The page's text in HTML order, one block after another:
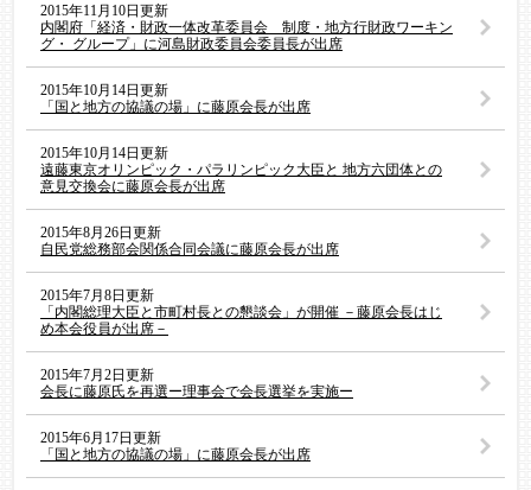
2015年11月10日更新
内閣府「経済・財政一体改革委員会 制度・地方行財政ワーキン
グ・ グループ」に河島財政委員会委員長が出席
2015年10月14日更新
「国と地方の協議の場」に藤原会長が出席
2015年10月14日更新
遠藤東京オリンピック・パラリンピック大臣と 地方六団体との
意見交換会に藤原会長が出席
2015年8月26日更新
自民党総務部会関係合同会議に藤原会長が出席
2015年7月8日更新
「内閣総理大臣と市町村長との懇談会」が開催 －藤原会長はじ
め本会役員が出席－
2015年7月2日更新
会長に藤原氏を再選ー理事会で会長選挙を実施ー
2015年6月17日更新
「国と地方の協議の場」に藤原会長が出席